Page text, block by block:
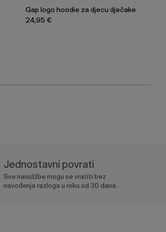
Gap logo hoodie za djecu dječake
24,95 €
Jednostavni povrati
Sve narudžbe mogu se vratiti bez
navođenja razloga u roku od 30 dana.